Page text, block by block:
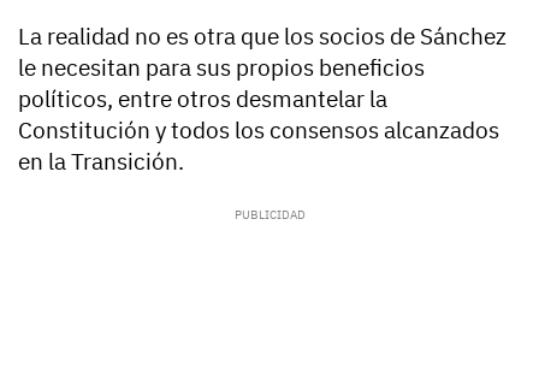
La realidad no es otra que los socios de Sánchez
le necesitan para sus propios beneficios
políticos, entre otros desmantelar la
Constitución y todos los consensos alcanzados
en la Transición.